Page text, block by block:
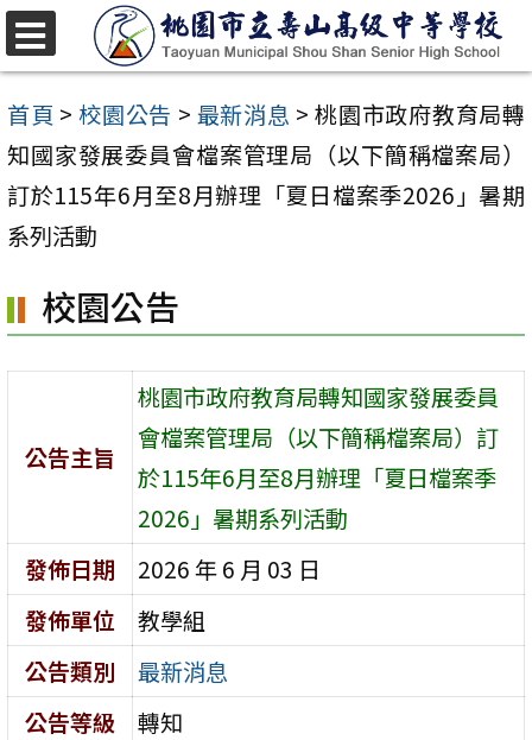
跳
至
主
要
內
容
首頁 > 校園公告 > 最新消息 > 桃園市政府教育局轉
知國家發展委員會檔案管理局（以下簡稱檔案局）
訂於115年6月至8月辦理「夏日檔案季2026」暑期
系列活動
校園公告
公告主旨
桃園市政府教育局轉知國家發展委員
會檔案管理局（以下簡稱檔案局）訂
於115年6月至8月辦理「夏日檔案季
2026」暑期系列活動
發佈日期
2026 年 6 月 03 日
發佈單位
教學組
公告類別
最新消息
公告等級
轉知
選
單